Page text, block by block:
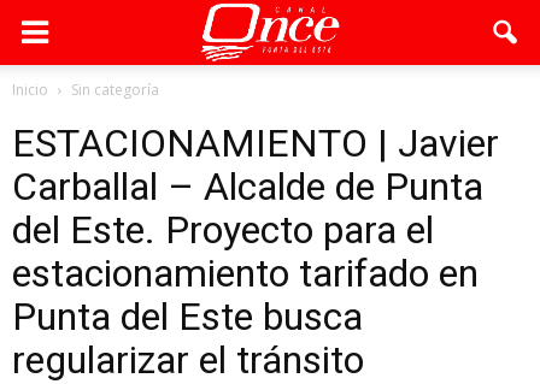
Inicio Sin categoría
ESTACIONAMIENTO | Javier
Carballal – Alcalde de Punta
del Este. Proyecto para el
estacionamiento tarifado en
Punta del Este busca
regularizar el tránsito